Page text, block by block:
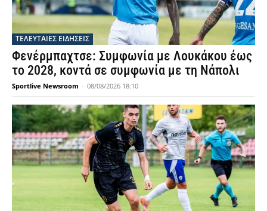
ΤΕΛΕΥΤΑΙΕΣ ΕΙΔΗΣΕΙΣ
Φενέρμπαχτσε: Συμφωνία με Λουκάκου έως
το 2028, κοντά σε συμφωνία με τη Νάπολι
Sportlive Newsroom - 08/08/2026 18:10